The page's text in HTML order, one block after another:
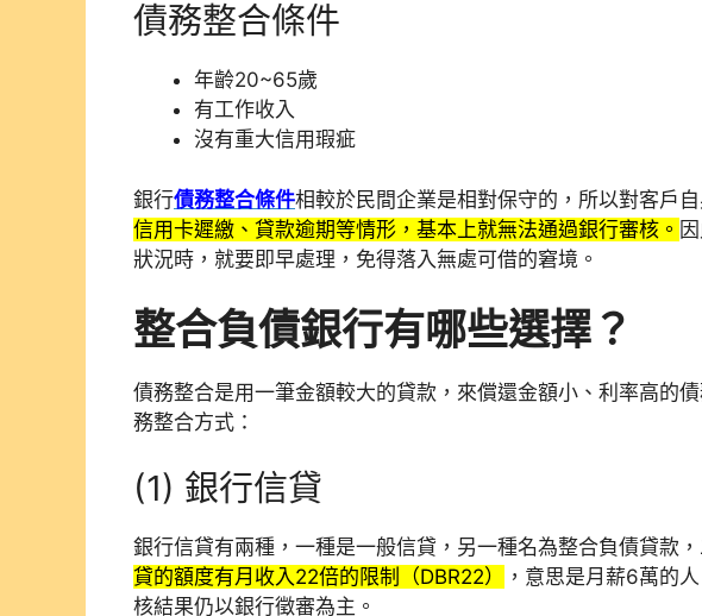
債務整合條件
年齡20~65歲
有工作收入
沒有重大信用瑕疵
銀行債務整合條件相較於民間企業是相對保守的，所以對客戶
信用卡遲繳、貸款逾期等情形，基本上就無法通過銀行審核。
狀況時，就要即早處理，免得落入無處可借的窘境。
整合負債銀行有哪些選擇？
債務整合是用一筆金額較大的貸款，來償還金額小、利率高的
務整合方式：
(1) 銀行信貸
銀行信貸有兩種，一種是一般信貸，另一種名為整合負債貸款
貸的額度有月收入22倍的限制（DBR22）
，意思是月薪6萬的
核結果仍以銀行徵審為主。